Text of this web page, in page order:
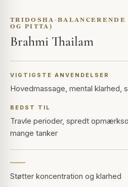
TRIDOSHA-
OG PITTA)
Brahmi Thailam
VIGTIGSTE ANVENDELSER
Hovedmassage, mental klarhed,
BEDST TIL
Travle perioder, spredt
mange tanker
Støtter koncentration og klarhed